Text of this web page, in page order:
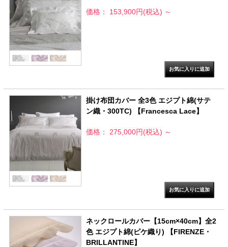
価格： 153,900円(税込) ～
掛け布団カバー 全3色 エジプト綿(サテ
ン織・300TC) 【Francesca Lace】
価格： 275,000円(税込) ～
ネックロールカバー【15cm×40cm】全2
色 エジプト綿(ピケ織り) 【FIRENZE・
BRILLANTINE】